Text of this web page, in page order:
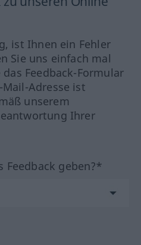
ist Ihnen ein Fehler
Sie uns einfach mal
Feedback-Formular
Mail-Adresse ist
unserem
Ihrer
Feedback geben?*